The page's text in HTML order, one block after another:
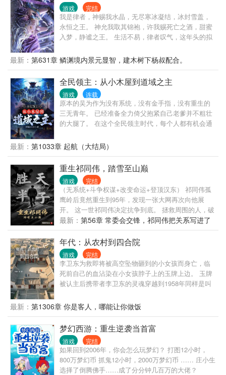
CP
游戏 完结
我是律者，神赐我水晶，无尽寒冰凝结，冰封雪盖，
永恒之王。 神允我取其锦袍，许我赐死亡之酒，甜蜜
入梦，静谧之王。 生活不易，律者叹气，这年头的拟
么抠搜，难怪没律者给祂干活。 双核在手，天下我有
看，我支棱起来…等等，我记得我之前有过其他律
者？那他们去哪了？?.? 一个叛变一个死了？??? 好
吧，我觉得毁灭世界这个大活需要细细的谋划一下，
不如就从隐藏身份开始吧！反正我已经是正式律者
了，你又不能开除我。（/?＼) 崩坏意志：啧，又是一
个消极怠工的屑员工。 路人：极东魔窟，名不虚传！
… 发扬崩坏传统，CP小识，压分前评分9.7，可以放
最新： 第631章 鳞渊境内景元显智，建木树下杨叔配合。
全民领主：从小木屋到道域之主
游戏 连载
原本的吴为作为没有系统，没有金手指，没有重生的
三无青年。 已经准备全力倚父抱紧自己老爹并不粗壮
的大腿了。 在这个全民领主时代，每个人都有机会通
终末开启自己的领主之路。 本来准备靠着自己快成仙
的老父亲当一辈子逍遥二代的吴为，在觉醒之前脑子
里突然出现了一根混沌指针。 从此吴为就走上了想要
什么选什么的快乐生活。 高品质天赋，选！ 选完之后
吴为发现自己被天赋禁止励精图治了，小问题接着
选！ 顶级文臣武将，神话异种随便选！ 这还要吴为自
己努力，多少是有些不给领地的顶级英雄们面子。 但
选择要纯情魅魔还是诱惑天使的时候，吴为却是犯了
难，“我靠，这个是真的不太好选……” “小孩子才做选
最新： 第1033章 起航（大结局）
重生祁同伟，踏雪至山巅
游戏 完结
（无系统+斗争权谋+改变命运+登顶汉东） 祁同伟孤
鹰岭后竟然重生到95年，发现一张大网再次向他展
开。 这一世祁同伟决定抗争到底。 拯救周围的人，破
坏梁璐的计划，扶高育良进部，打击侯亮平。 翻手间
覆灭种种阴谋，步步高升! 数次升迁，数不清激烈的明
争暗斗争，历经波折，敲碎了在汉东编织的黑网，踏
上汉东权力之巅! 小金子来也不得不感叹，还是祁书记
有魄力，干一件成一件。
最新： 第56章 常委会交锋，祁同伟把关系写进了
证据里
年代：从农村到四合院
游戏 完结
李卫东为救即将被高空坠物砸到的小女孩而身亡，临
死前自己的血沾染在小女孩脖子上的玉牌上边。 玉牌
被认主后携带者李卫东的灵魂穿越到1958年同样是叫
进入了年代文的影视综合世界。 看有空间的李卫东如
何在这个艰苦的年代更好的生存下去。
最新： 第1306章 你是客人，哪能让你做饭
梦幻西游：重生逆袭当首富
游戏 完结
如果回到2006年，你会怎么玩梦幻？ 打图12小时，
800万梦幻币 抓鬼12小时，2000万梦幻币 …… 庄小生
选择了倒腾佛手……成了分分钟几百万的大佬？